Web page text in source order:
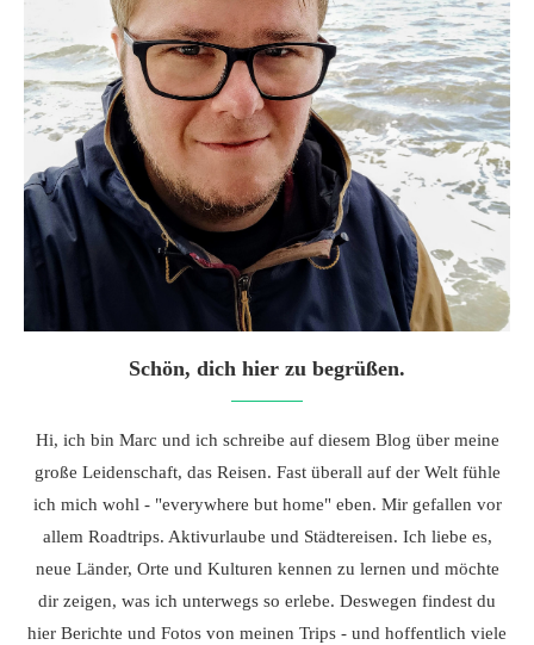
Schön, dich hier zu begrüßen.
Hi, ich bin Marc und ich schreibe auf diesem Blog über meine
große Leidenschaft, das Reisen. Fast überall auf der Welt fühle
ich mich wohl - "everywhere but home" eben. Mir gefallen vor
allem Roadtrips. Aktivurlaube und Städtereisen. Ich liebe es,
neue Länder, Orte und Kulturen kennen zu lernen und möchte
dir zeigen, was ich unterwegs so erlebe. Deswegen findest du
hier Berichte und Fotos von meinen Trips - und hoffentlich viele